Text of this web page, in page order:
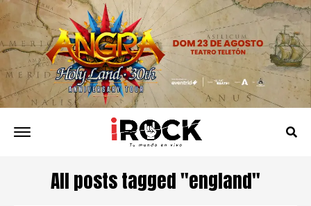
All posts tagged "england"